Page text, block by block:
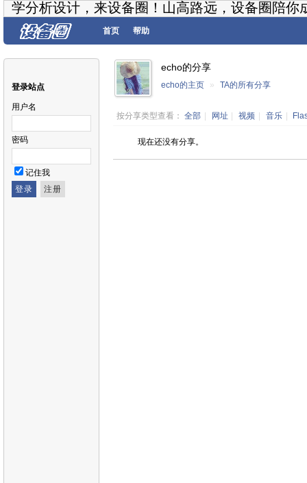
学分析设计，来设备圈！山高路远，设备圈陪你
首页 帮助
登录站点
用户名
密码
记住我
echo的分享
echo的主页 » TA的所有分享
按分享类型查看： 全部 网址 视频 音乐
现在还没有分享。